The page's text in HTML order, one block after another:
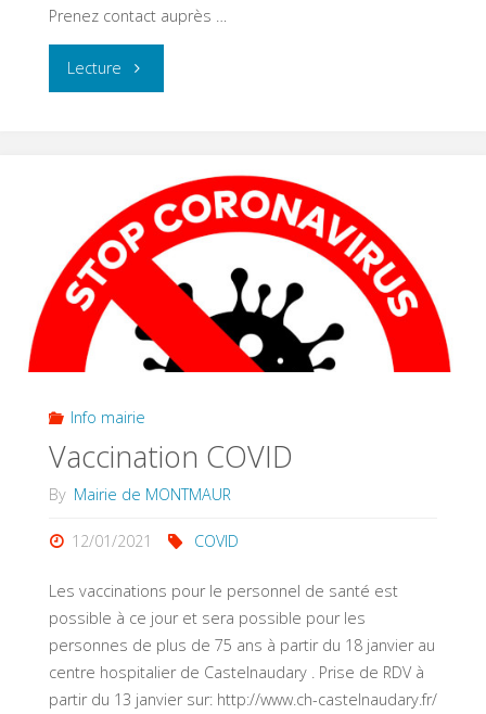
Prenez contact auprès …
Lecture "Food
SAMBOS"
Info mairie
Vaccination COVID
By Mairie de MONTMAUR
12/01/2021 COVID
Les vaccinations pour le personnel de santé est
possible à ce jour et sera possible pour les
personnes de plus de 75 ans à partir du 18 janvier au
centre hospitalier de Castelnaudary . Prise de RDV à
partir du 13 janvier sur: http://www.ch-castelnaudary.fr/